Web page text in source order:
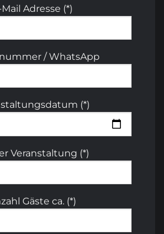
Mail Adresse (*)
/ WhatsApp
(*)
Veranstaltung (*)
Gäste ca. (*)